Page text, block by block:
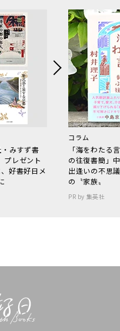
・みすず書
プレゼント
好書好日メ
コラム
「海をわた
の往復書簡」
出逢いの不思
の〝家族〟
PR by 集英社